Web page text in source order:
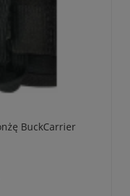
BuckCarrier